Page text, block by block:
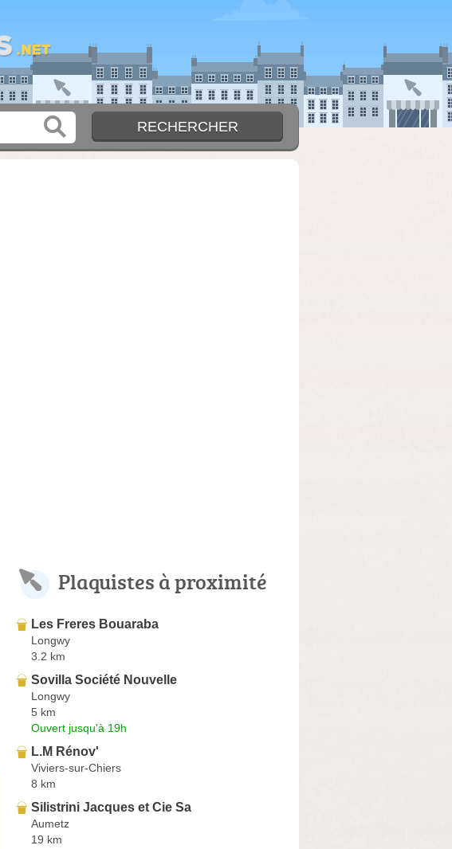
Plaquistes à proximité
Les Freres Bouaraba
Longwy
3.2 km
Sovilla Société Nouvelle
Longwy
5 km
Ouvert jusqu'à 19h
L.M Rénov'
Viviers-sur-Chiers
8 km
Silistrini Jacques et Cie Sa
Aumetz
19 km